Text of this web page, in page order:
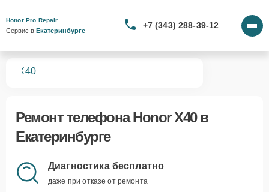
Honor Pro Repair
Сервис в Екатеринбурге
+7 (343) 288-39-12
X40
Ремонттелефона Honor X40в
Екатеринбурге
Диагностика бесплатно
даже при отказе от ремонта